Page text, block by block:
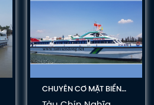
CHUYÊN CƠ MẶT BIỂN
TVD-CATA3660